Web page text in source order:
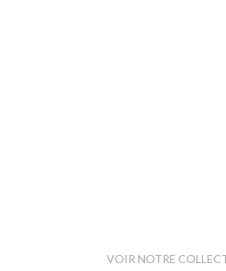
VOIR NOTRE